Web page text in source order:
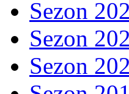
Sezon
Sezon
Sezon